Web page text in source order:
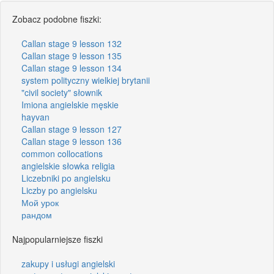
Zobacz podobne fiszki:
Callan stage 9 lesson 132
Callan stage 9 lesson 135
Callan stage 9 lesson 134
system polityczny wielkiej brytanii
"civil society" słownik
Imiona angielskie męskie
hayvan
Callan stage 9 lesson 127
Callan stage 9 lesson 136
common collocations
angielskie słowka religia
Liczebniki po angielsku
Liczby po angielsku
Мой урок
рандом
Najpopularniejsze fiszki
zakupy i usługi angielski